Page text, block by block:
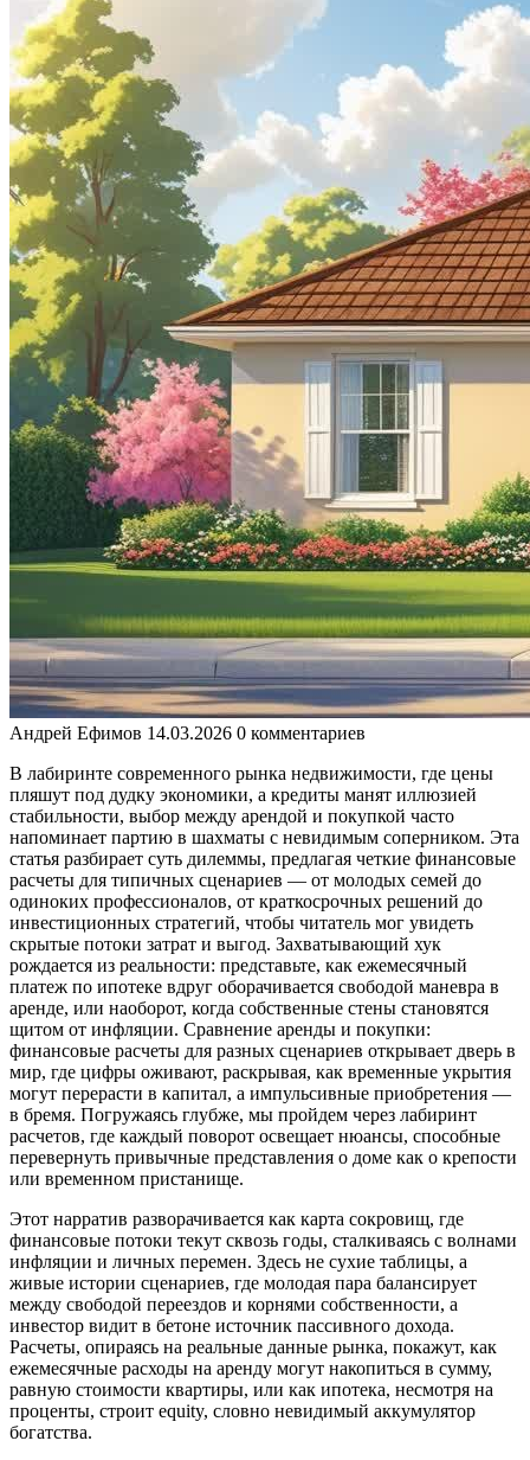
Андрей Ефимов 14.03.2026 0 комментариев
В лабиринте современного рынка недвижимости, где цены
пляшут под дудку экономики, а кредиты манят иллюзией
стабильности, выбор между арендой и покупкой часто
напоминает партию в шахматы с невидимым соперником. Эта
статья разбирает суть дилеммы, предлагая четкие финансовые
расчеты для типичных сценариев — от молодых семей до
одиноких профессионалов, от краткосрочных решений до
инвестиционных стратегий, чтобы читатель мог увидеть
скрытые потоки затрат и выгод. Захватывающий хук
рождается из реальности: представьте, как ежемесячный
платеж по ипотеке вдруг оборачивается свободой маневра в
аренде, или наоборот, когда собственные стены становятся
щитом от инфляции. Сравнение аренды и покупки:
финансовые расчеты для разных сценариев открывает дверь в
мир, где цифры оживают, раскрывая, как временные укрытия
могут перерасти в капитал, а импульсивные приобретения —
в бремя. Погружаясь глубже, мы пройдем через лабиринт
расчетов, где каждый поворот освещает нюансы, способные
перевернуть привычные представления о доме как о крепости
или временном пристанище.
Этот нарратив разворачивается как карта сокровищ, где
финансовые потоки текут сквозь годы, сталкиваясь с волнами
инфляции и личных перемен. Здесь не сухие таблицы, а
живые истории сценариев, где молодая пара балансирует
между свободой переездов и корнями собственности, а
инвестор видит в бетоне источник пассивного дохода.
Расчеты, опираясь на реальные данные рынка, покажут, как
ежемесячные расходы на аренду могут накопиться в сумму,
равную стоимости квартиры, или как ипотека, несмотря на
проценты, строит equity, словно невидимый аккумулятор
богатства.